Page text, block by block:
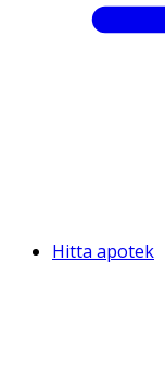
Hitta apotek